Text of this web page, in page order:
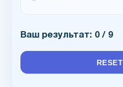
Ваш результат: 0 / 9
RESET